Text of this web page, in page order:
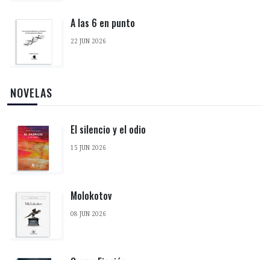
A las 6 en punto
22 JUN 2026
‎ NOVELAS
El silencio y el odio
15 JUN 2026
Molokotov
08 JUN 2026